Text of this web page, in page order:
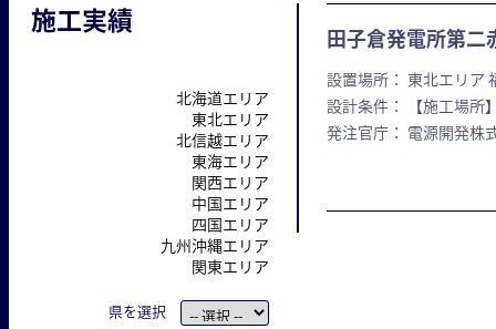
施工実績
北海道エリア
東北エリア
北信越エリア
東海エリア
関西エリア
中国エリア
四国エリア
九州沖縄エリア
関東エリア
県を選択
田子倉発電所第二
設置場所： 東北エリア
設計条件： 【施工場所
発注官庁： 電源開発株